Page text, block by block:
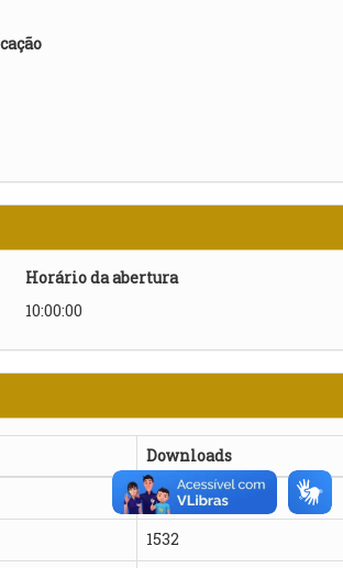
Horário da abertura
10:00:00
Downloads
963
1532